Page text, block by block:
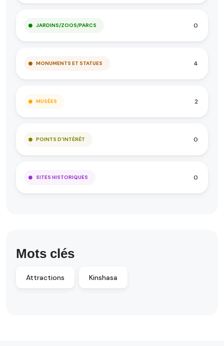
JARDINS/ZOOS/PARCS 0
MONUMENTS ET STATUES 4
MUSÉES 2
POINTS D'INTÉRÊT 0
SITES HISTORIQUES 0
Mots clés
Attractions Kinshasa